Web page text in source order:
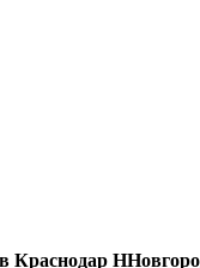
Краснодар